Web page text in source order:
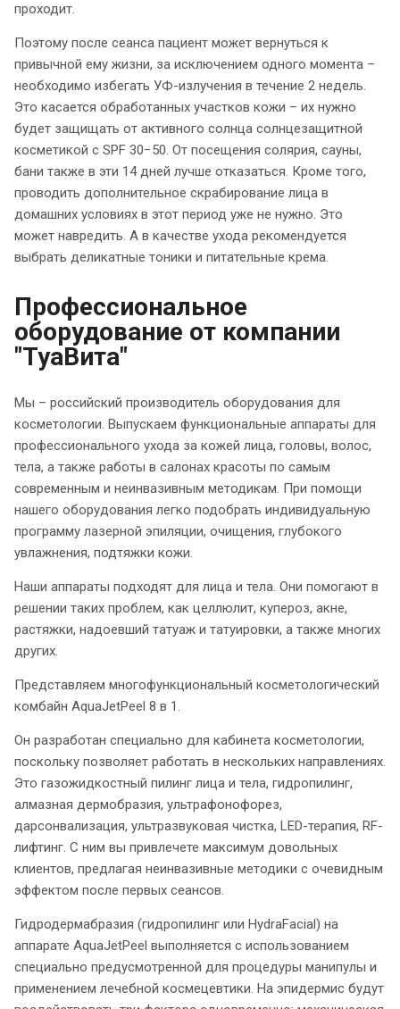
проходит.
Поэтому после сеанса пациент может вернуться к
привычной ему жизни, за исключением одного момента –
необходимо избегать УФ-излучения в течение 2 недель.
Это касается обработанных участков кожи – их нужно
будет защищать от активного солнца солнцезащитной
косметикой с SPF 30−50. От посещения солярия, сауны,
бани также в эти 14 дней лучше отказаться. Кроме того,
проводить дополнительное скрабирование лица в
домашних условиях в этот период уже не нужно. Это
может навредить. А в качестве ухода рекомендуется
выбрать деликатные тоники и питательные крема.
Профессиональное
оборудование от компании
"ТуаВита"
Мы – российский производитель оборудования для
косметологии. Выпускаем функциональные аппараты для
профессионального ухода за кожей лица, головы, волос,
тела, а также работы в салонах красоты по самым
современным и неинвазивным методикам. При помощи
нашего оборудования легко подобрать индивидуальную
программу лазерной эпиляции, очищения, глубокого
увлажнения, подтяжки кожи.
Наши аппараты подходят для лица и тела. Они помогают в
решении таких проблем, как целлюлит, купероз, акне,
растяжки, надоевший татуаж и татуировки, а также многих
других.
Представляем многофункциональный косметологический
комбайн AquaJetPeel 8 в 1.
Он разработан специально для кабинета косметологии,
поскольку позволяет работать в нескольких направлениях.
Это газожидкостный пилинг лица и тела, гидропилинг,
алмазная дермобразия, ультрафонофорез,
дарсонвализация, ультразвуковая чистка, LED-терапия, RF-
лифтинг. С ним вы привлечете максимум довольных
клиентов, предлагая неинвазивные методики с очевидным
эффектом после первых сеансов.
Гидродермабразия (гидропилинг или HydraFacial) на
аппарате AquaJetPeel выполняется с использованием
специально предусмотренной для процедуры манипулы и
применением лечебной космецевтики. На эпидермис будут